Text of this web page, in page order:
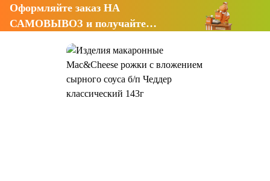
Оформляйте заказ НА
САМОВЫВОЗ и получайте